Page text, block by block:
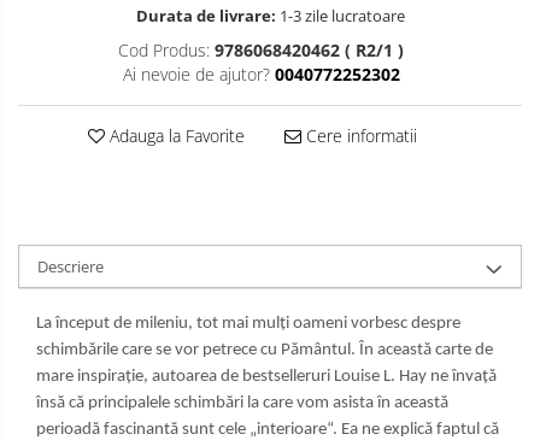
Durata de livrare: 1-3 zile lucratoare
Cod Produs: 9786068420462 ( R2/1 )
Ai nevoie de ajutor? 0040772252302
Adauga la Favorite Cere informatii
Descriere
La început de mileniu, tot mai mulţi oameni vorbesc despre
schimbările care se vor petrece cu Pământul. În această carte de
mare inspiraţie, autoarea de bestselleruri Louise L. Hay ne învaţă
însă că principalele schimbări la care vom asista în această
perioadă fascinantă sunt cele „interioare“. Ea ne explică faptul că